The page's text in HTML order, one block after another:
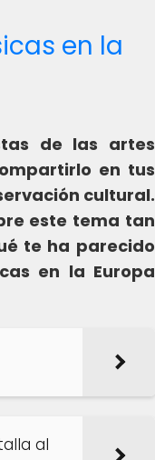
en la
de las artes
en tus
cultural.
este tema tan
te ha parecido
en la Europa
al